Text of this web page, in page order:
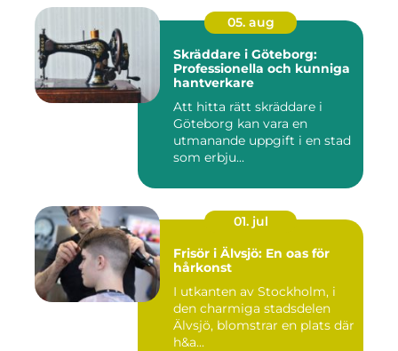
05. aug
Skräddare i Göteborg:
Professionella och kunniga
hantverkare
Att hitta rätt skräddare i
Göteborg kan vara en
utmanande uppgift i en stad
som erbju...
01. jul
Frisör i Älvsjö: En oas för
hårkonst
I utkanten av Stockholm, i
den charmiga stadsdelen
Älvsjö, blomstrar en plats där
h&a...